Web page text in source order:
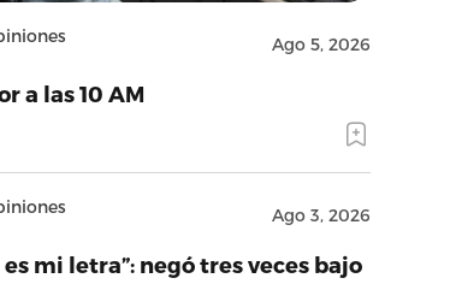
Ago 5, 2026
a las 10 AM
Ago 3, 2026
es mi letra”: negó tres veces bajo